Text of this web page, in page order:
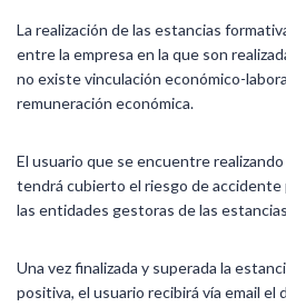
La realización de las estancias
entre la empresa en la que son
no existe vinculación económico-
remuneración económica.
El usuario que se encuentre
tendrá cubierto el riesgo de
las entidades gestoras de las
Una vez finalizada y superada la
positiva, el usuario recibirá vía email el